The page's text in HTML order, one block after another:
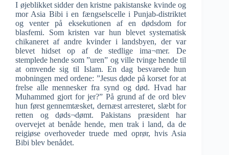
I øjeblikket sidder den kristne pakistanske kvinde og
mor Asia Bibi i en fængselscelle i Punjab-distriktet
og venter på eksekutionen af en dødsdom for
blasfemi. Som kristen var hun blevet systematisk
chikaneret af andre kvinder i landsbyen, der var
blevet hidset op af de stedlige ima¬mer. De
stemplede hende som ”uren” og ville tvinge hende til
at omvende sig til Islam. En dag besvarede hun
mobningen med ordene: ”Jesus døde på korset for at
frelse alle mennesker fra synd og død. Hvad har
Muhammed gjort for jer?” På grund af de ord blev
hun først gennemtæsket, dernæst arresteret, slæbt for
retten og døds¬dømt. Pakistans præsident har
overvejet at benåde hende, men trak i land, da de
reigiøse overhoveder truede med oprør, hvis Asia
Bibi blev benådet.